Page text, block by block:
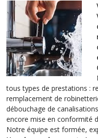
tous types de prestations :
remplacement de
débouchage de
encore mise en conformité
Notre équipe est formée,